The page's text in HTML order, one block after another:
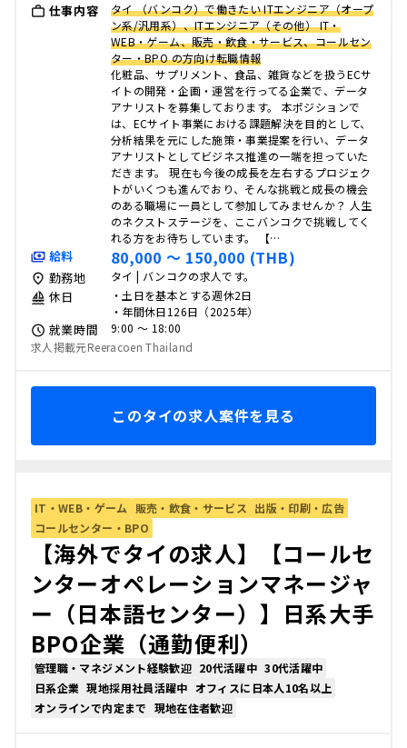
仕事内容
タイ （バンコク）で働きたい ITエンジニア（オープ
ン系/汎用系）、ITエンジニア（その他） IT・
WEB・ゲーム、販売・飲食・サービス、コールセン
ター・BPO の方向け転職情報
化粧品、サプリメント、食品、雑貨などを扱うECサ
イトの開発・企画・運営を行ってる企業で、データ
アナリストを募集しております。 本ポジションで
は、ECサイト事業における課題解決を目的として、
分析結果を元にした施策・事業提案を行い、データ
アナリストとしてビジネス推進の一端を担っていた
だきます。 現在も今後の成長を左右するプロジェク
トがいくつも進んでおり、そんな挑戦と成長の機会
のある職場に一員として参加してみませんか？ 人生
のネクストステージを、ここバンコクで挑戦してく
れる方をお待ちしています。 【…
給料 80,000 〜 150,000 (THB)
勤務地 タイ | バンコクの求人です。
休日
・土日を基本とする週休2日
・年間休日126日（2025年）
就業時間
9:00 〜 18:00
求人掲載元Reeracoen Thailand
このタイの求人案件を見る
IT・WEB・ゲーム 販売・飲食・サービス 出版・印刷・広告
コールセンター・BPO
【海外でタイの求人】【コールセ
ンターオペレーションマネージャ
ー（日本語センター）】日系大手
BPO企業（通勤便利）
管理職・マネジメント経験歓迎 20代活躍中 30代活躍中
日系企業 現地採用社員活躍中 オフィスに日本人10名以上
オンラインで内定まで 現地在住者歓迎